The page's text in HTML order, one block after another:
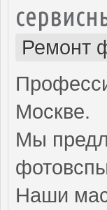
Ремонт
Москве.
Мы
Наши